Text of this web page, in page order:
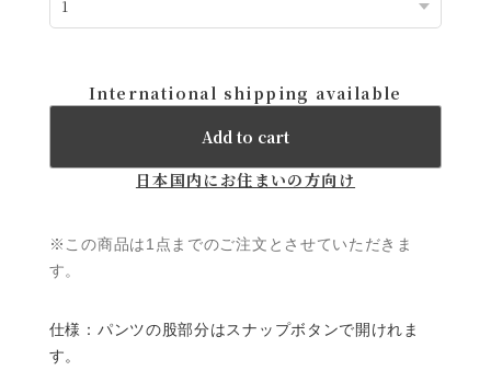
International shipping available
Add to cart
日本国内にお住まいの方向け
※この商品は1点までのご注文とさせていただきま
す。
仕様：パンツの股部分はスナップボタンで開けれま
す。